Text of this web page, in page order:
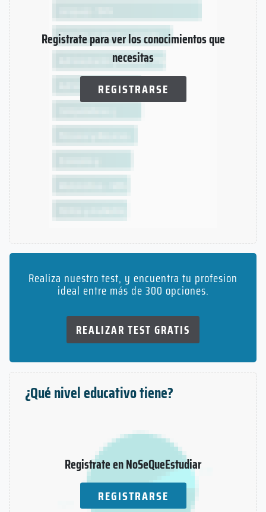
Registrate para ver los conocimientos que
necesitas
REGISTRARSE
Realiza nuestro test, y encuentra tu profesion
ideal entre más de 300 opciones.
REALIZAR TEST GRATIS
¿Qué nivel educativo tiene?
Registrate en NoSeQueEstudiar
REGISTRARSE